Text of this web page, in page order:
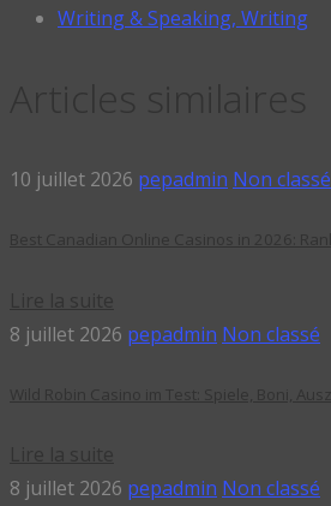
Writing & Speaking, Writing
10 juillet 2026 pepadmin Non classé
8 juillet 2026 pepadmin Non classé
8 juillet 2026 pepadmin Non classé